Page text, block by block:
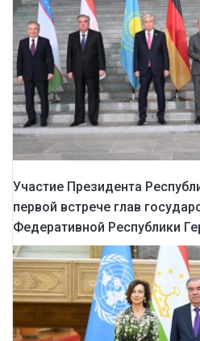
Участие Президента
первой встрече глав
Федеративной Республики